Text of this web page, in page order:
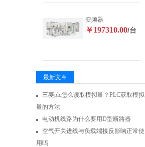
变频器
￥197310.00/台
最新文章
三菱plc怎么读取模拟量？PLC获取模拟
量的方法
电动机线路为什么要用D型断路器
空气开关进线与负载端接反影响正常使
用吗